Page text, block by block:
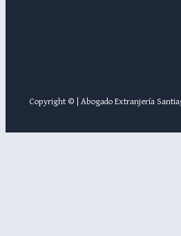
Copyright © | Abogado Extranjería